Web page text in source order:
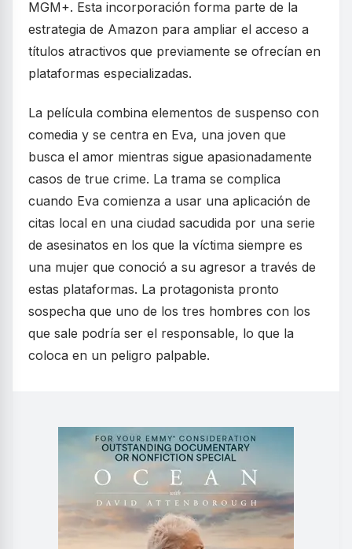
MGM+. Esta incorporación forma parte de la
estrategia de Amazon para ampliar el acceso a
títulos atractivos que previamente se ofrecían en
plataformas especializadas.
La película combina elementos de suspenso con
comedia y se centra en Eva, una joven que
busca el amor mientras sigue apasionadamente
casos de true crime. La trama se complica
cuando Eva comienza a usar una aplicación de
citas local en una ciudad sacudida por una serie
de asesinatos en los que la víctima siempre es
una mujer que conoció a su agresor a través de
estas plataformas. La protagonista pronto
sospecha que uno de los tres hombres con los
que sale podría ser el responsable, lo que la
coloca en un peligro palpable.